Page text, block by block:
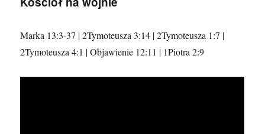
Marka 13:3-37 | 2Tymoteusza 3:14 | 2Tymoteusza 1:7 |
2Tymoteusza 4:1 | Objawienie 12:11 | 1Piotra 2:9